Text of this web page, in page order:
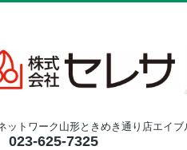
ットワーク山形ときめき通り店
023-625-7325
エイブ